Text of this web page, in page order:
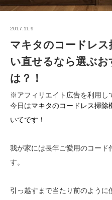
2017.11.9
マキタのコードレス
い直せるなら選ぶお
は？！
※アフィリエイト広告を利用し
今日はマキタのコードレス掃除
いてです！
我が家には長年ご愛用のコード
す。
引っ越すまで当たり前のよう